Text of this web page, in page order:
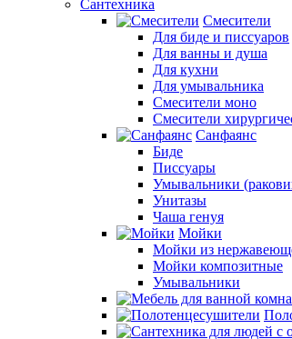
Сантехника
Смесители
Для биде и писсуаров
Для ванны и душа
Для кухни
Для умывальника
Смесители моно
Смесители
Санфаянс
Биде
Писсуары
Умывальники
Унитазы
Чаша генуя
Мойки
Мойки из
Мойки композитные
Умывальники